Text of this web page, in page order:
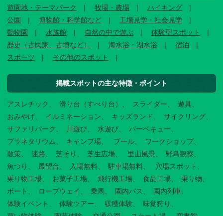
遊園地・テーマパーク 牧場・農場
ハイキング
公園
博物館・科学館など
工場見学・社会見学
動物園
水族館 自然の中で遊ぶ
体験型スポット
歴史（古民家、古墳など）
海水浴・湖水浴
宿泊
スポーツ
その他のスポット
掲載スポットの主な特徴・ポイント
アスレチック 滑り台（すべり台） スライダー
遊具
おみやげ
イルミネーション キッズランド
サイクリング
サファリパーク
川遊び 水遊び
バーベキュー
プラネタリウム
キャンプ場 プール
ワークショップ
散策
迷路 芝そり 芝生広場 里山風景
野鳥観察
魚つり
展望台 入場無料 駐車場無料
穴場スポット
乗り物工場
お菓子工場 飛行機工場 食品工場
乗り物
ボート
ロープウェイ 乗馬 園内バス
園内列車
体験イベント
体験ツアー 収穫体験
味覚狩り